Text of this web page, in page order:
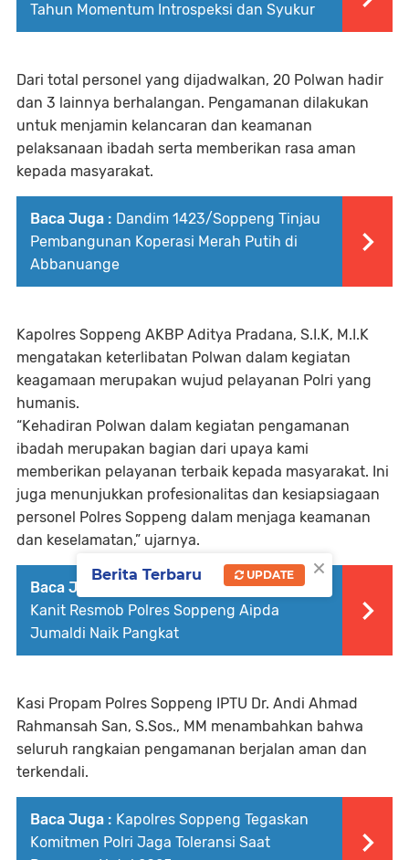
Tahun Momentum Introspeksi dan Syukur
Dari total personel yang dijadwalkan, 20 Polwan hadir
dan 3 lainnya berhalangan. Pengamanan dilakukan
untuk menjamin kelancaran dan keamanan
pelaksanaan ibadah serta memberikan rasa aman
kepada masyarakat.
Baca Juga : Dandim 1423/Soppeng Tinjau
Pembangunan Koperasi Merah Putih di
Abbanuange
Kapolres Soppeng AKBP Aditya Pradana, S.I.K, M.I.K
mengatakan keterlibatan Polwan dalam kegiatan
keagamaan merupakan wujud pelayanan Polri yang
humanis.
“Kehadiran Polwan dalam kegiatan pengamanan
ibadah merupakan bagian dari upaya kami
memberikan pelayanan terbaik kepada masyarakat. Ini
juga menunjukkan profesionalitas dan kesiapsiagaan
personel Polres Soppeng dalam menjaga keamanan
dan keselamatan,” ujarnya.
Baca Juga :
Dedikasi Berbuah Prestasi,
Kanit Resmob Polres Soppeng Aipda
Jumaldi Naik Pangkat
Kasi Propam Polres Soppeng IPTU Dr. Andi Ahmad
Rahmansah San, S.Sos., MM menambahkan bahwa
seluruh rangkaian pengamanan berjalan aman dan
terkendali.
Baca Juga : Kapolres Soppeng Tegaskan
Komitmen Polri Jaga Toleransi Saat
×
Berita Terbaru UPDATE